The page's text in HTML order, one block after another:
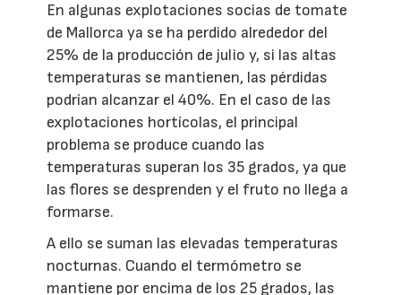
En algunas explotaciones socias de tomate
de Mallorca ya se ha perdido alrededor del
25% de la producción de julio y, si las altas
temperaturas se mantienen, las pérdidas
podrían alcanzar el 40%. En el caso de las
explotaciones hortícolas, el principal
problema se produce cuando las
temperaturas superan los 35 grados, ya que
las flores se desprenden y el fruto no llega a
formarse.
A ello se suman las elevadas temperaturas
nocturnas. Cuando el termómetro se
mantiene por encima de los 25 grados, las